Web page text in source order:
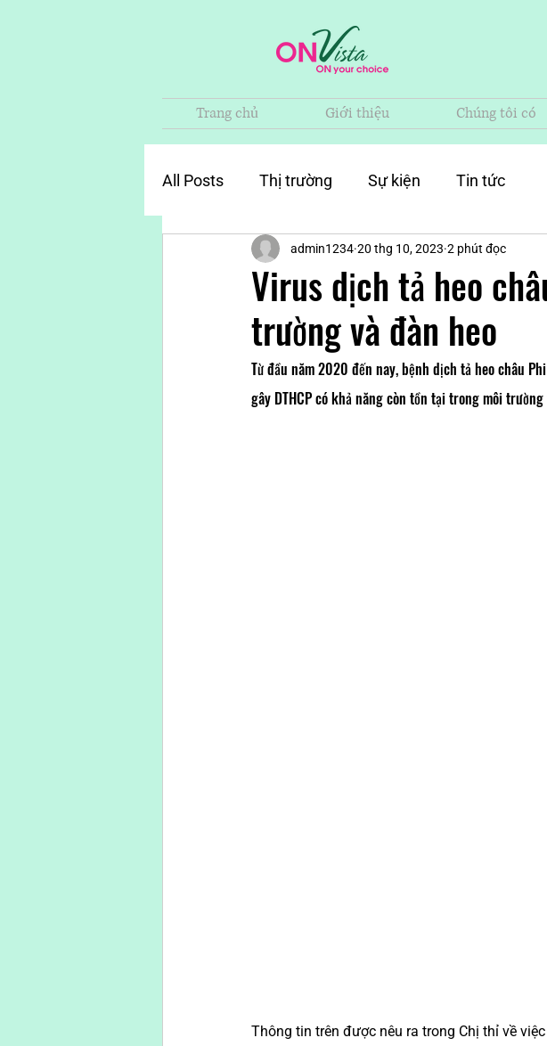
Trang chủ Giới thiệu Chúng tôi có
All Posts Thị trường Sự kiện Tin tức
Virus dịch tả heo
trường và đàn heo
admin1234 20 thg 10, 2023 2 phút đọc
Từ đầu năm 2020 đến nay, bệnh dịch tả heo châu
gây DTHCP có khả năng còn tồn tại trong môi
Thông tin trên được nêu ra trong Chị thỉ về